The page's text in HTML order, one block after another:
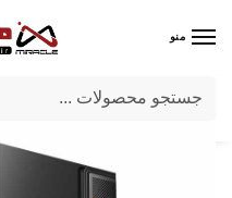
منو
میراکل/کامپیوتر/قطعات اصلی